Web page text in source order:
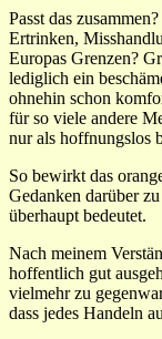
Passt das
Ertrinken,
Europas Grenzen?
lediglich ein
ohnehin schon
für so viele andere
nur als hoffnungslos
So bewirkt das
Gedanken darüber
überhaupt bedeutet.
Nach meinem
hoffentlich gut
vielmehr zu
dass jedes Handeln